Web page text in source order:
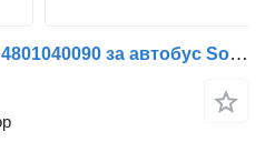
EBS модулатор WABCO 4801040090 за автобус Solaris Urbino, Alpino, Vacanza (1999-)